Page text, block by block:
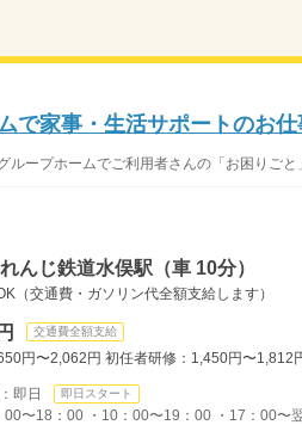
で家事・生活サポートのお仕
ループホームでご利用者さんの「お困りご
んじ鉄道水俣駅（車 10分）
（交通費・ガソリン代全額支給します）
交通費全額支給
円〜2,062円 初任者研修：1,450円〜1,812
即日 即日スタート
00〜18：00 ・10：00〜19：00 ・17：00